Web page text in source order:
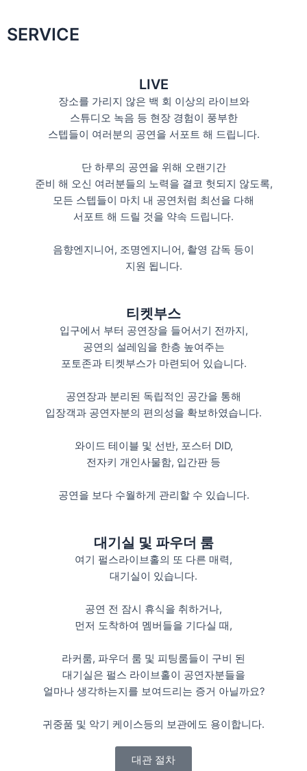
SERVICE
LIVE
장소를 가리지 않은 백 회 이상의 라이브와
스튜디오 녹음 등 현장 경험이 풍부한
스텝들이 여러분의 공연을 서포트 해 드립니다.
단 하루의 공연을 위해 오랜기간
준비 해 오신 여러분들의 노력을 결코 헛되지 않도록,
모든 스텝들이 마치 내 공연처럼 최선을 다해
서포트 해 드릴 것을 약속 드립니다.
음향엔지니어, 조명엔지니어, 촬영 감독 등이
지원 됩니다.
티켓부스
입구에서 부터 공연장을 들어서기 전까지,
공연의 설레임을 한층 높여주는
포토존과 티켓부스가 마련되어 있습니다.
공연장과 분리된 독립적인 공간을 통해
입장객과 공연자분의 편의성을 확보하였습니다.
와이드 테이블 및 선반, 포스터 DID,
전자키 개인사물함, 입간판 등
공연을 보다 수월하게 관리할 수 있습니다.
대기실 및 파우더 룸
여기 펄스라이브홀의 또 다른 매력,
대기실이 있습니다.
공연 전 잠시 휴식을 취하거나,
먼저 도착하여 멤버들을 기다실 때,
라커룸, 파우더 룸 및 피팅룸들이 구비 된
대기실은 펄스 라이브홀이 공연자분들을
얼마나 생각하는지를 보여드리는 증거 아닐까요?
귀중품 및 악기 케이스등의 보관에도 용이합니다.
대관 절차